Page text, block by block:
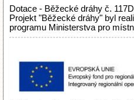
Dotace - Běžecké dráhy č.
Projekt "Běžecké dráhy" byl
programu Ministerstva pro